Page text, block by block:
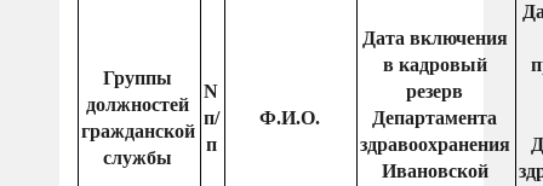
Группы
должностей
гражданской
службы
N
п/
п
Ф.И.О.
Дата включения
в кадровый
резерв
Департамента
здравоохранения
Ивановской